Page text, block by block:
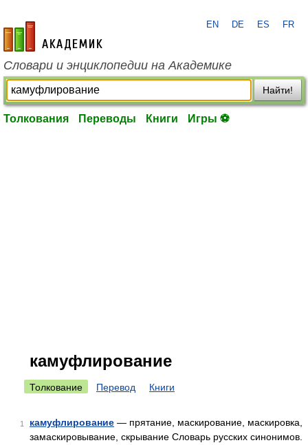
academic.ru
EN DE ES FR
Словари и энциклопедии на Академике
Найти!
Толкования Переводы Книги Игры ⚽
камуфлирование
Толкование Перевод Книги
1 камуфлирование — прятание, маскирование, маскировка,
замаскировывание, скрывание Словарь русских синонимов.